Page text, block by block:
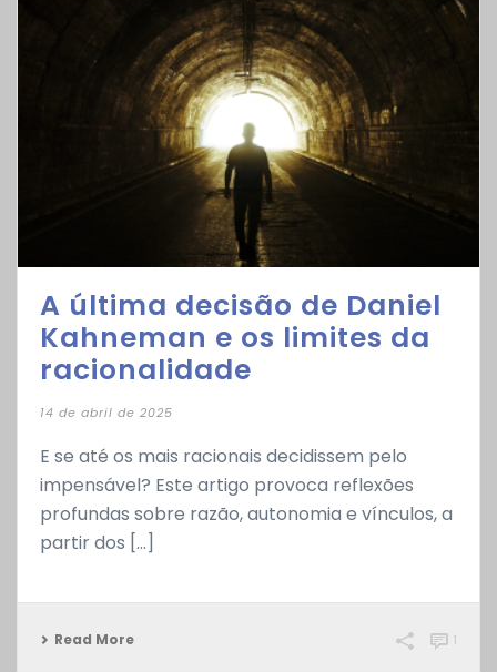
A última decisão de Daniel
Kahneman e os limites da
racionalidade
14 de abril de 2025
E se até os mais racionais decidissem pelo
impensável? Este artigo provoca reflexões
profundas sobre razão, autonomia e vínculos, a
partir dos [...]
Read More 1